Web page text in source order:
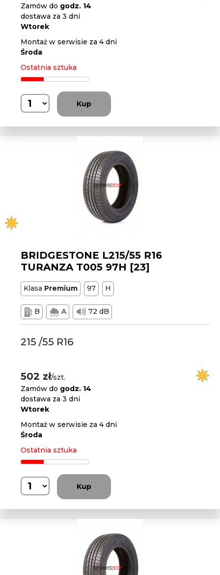
Zamów do godz. 14
dostawa za 3 dni
Wtorek
Montaż w serwisie za 4 dni
Środa
Ostatnia sztuka
Kup
BRIDGESTONE L215/55 R16
TURANZA T005 97H [23]
Klasa Premium 97 H
B A 72 dB
215 /55 R16
502 zł/szt.
Zamów do godz. 14
dostawa za 3 dni
Wtorek
Montaż w serwisie za 4 dni
Środa
Ostatnia sztuka
Kup